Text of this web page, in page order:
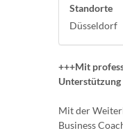
Standorte
Düsseldorf
+++Mit
Unterstützung
Mit der
Business